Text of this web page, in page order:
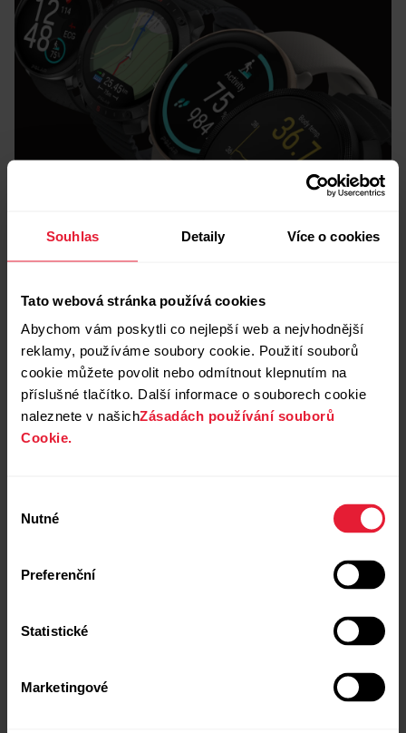
Souhlas Detaily Více o cookies
Tato webová stránka používá cookies
Abychom vám poskytli co nejlepší web a nejvhodnější
reklamy, používáme soubory cookie. Použití souborů
cookie můžete povolit nebo odmítnout klepnutím na
příslušné tlačítko. Další informace o souborech cookie
naleznete v našichZásadách používání souborů
Cookie.
souhlasu
Nutné
Preferenční
Statistické
Marketingové
Které hodinky Polar
jsou pro vás ty
pravé?
Porovnat